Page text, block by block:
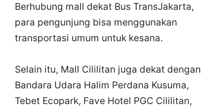
Berhubung mall dekat Bus TransJakarta,
para pengunjung bisa menggunakan
transportasi umum untuk kesana.
Selain itu, Mall Cililitan juga dekat dengan
Bandara Udara Halim Perdana Kusuma,
Tebet Ecopark, Fave Hotel PGC Cililitan,